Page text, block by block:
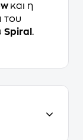
και η
του
Spiral .